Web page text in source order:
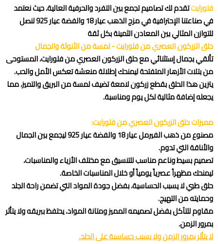
اطلب المنتج
فلورايتتقدم لك تصاميم تجمع بين التفرد والحرفية العالية، حيث نعتمد
في صناعتنا الإحترافية في مزج الذهب عيار 18 والفضة عيار 925 لنصل
للتوازن المثالي بين المعادن الثمينة بكل ثقة
حلق الزركون العصري من فلورايت - لمسة من الأنوثة والجمال
تألقي بجمال إستثنائي مع حلق الزركون العصري من فلورايت، المستوحى
من بتلات الأزهار المتفتحة ليمنحك إطلالة منعشة تعكس الأمل والحب.
يتزين هذا الحلق بقطع زركون لامعة تضيف لمسة من البريق والتميز، مما
يجعله إضافة مثالية لكل يوم ومناسبة.
مميزات حلق الزركون العصري من فلورايت:
مصنوع من ذهب الفيرمل عيار 18 والفضة عيار 925 ليجمع بين الجمال
والأناقة التي تدوم.
تصميم بسيط وناعم مناسب للتنسيق مع مختلف الأزياء والمناسبات،
ليمنحك مظهراً عصرياً يومياً أو خلال المناسبات الخاصة.
حلق طبي لا يسبب الحساسية، بفضل جودة المواد التي تضمن راحة الجلد
وحمايته من التهيج.
مقاوم للتآكل بفضل تصميمه المميز ومتانة المواد، يحتفظ ببريقه ولا يتأثر
بمرور الزمن.
لا يتأثر بمرور الزمن ولا يسبب حساسية على الجلد.